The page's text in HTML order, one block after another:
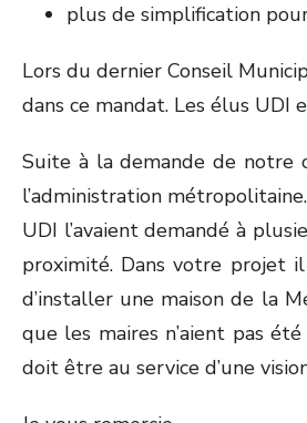
plus de simplification
Lors du dernier Conseil
dans ce mandat. Les élus
Suite à la demande de notre
l’administration
UDI l’avaient demandé à
proximité. Dans votre projet
d’installer une maison de la
que les maires n’aient pas
doit être au service d’une